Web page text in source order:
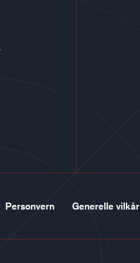
Personvern Generelle vilkår